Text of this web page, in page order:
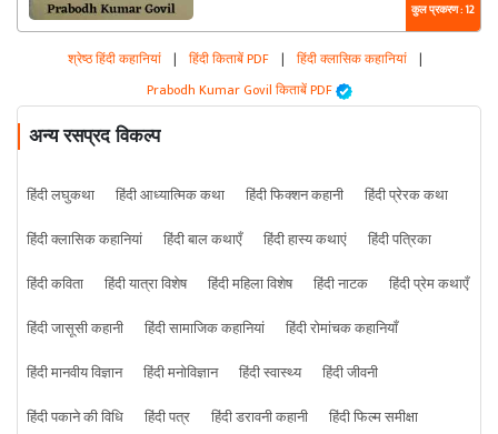
कुल प्रकरण : 12
श्रेष्ठ हिंदी कहानियां | हिंदी किताबें PDF | हिंदी क्लासिक कहानियां |
Prabodh Kumar Govil किताबें PDF
अन्य रसप्रद विकल्प
हिंदी लघुकथा हिंदी आध्यात्मिक कथा हिंदी फिक्शन कहानी
हिंदी प्रेरक कथा
हिंदी क्लासिक कहानियां
हिंदी बाल कथाएँ हिंदी हास्य कथाएं
हिंदी पत्रिका
हिंदी कविता
हिंदी यात्रा विशेष हिंदी महिला विशेष हिंदी नाटक
हिंदी प्रेम कथाएँ
हिंदी जासूसी कहानी
हिंदी सामाजिक कहानियां
हिंदी रोमांचक कहानियाँ
हिंदी मानवीय विज्ञान
हिंदी मनोविज्ञान हिंदी स्वास्थ्य
हिंदी जीवनी
हिंदी पकाने की विधि
हिंदी पत्र हिंदी डरावनी कहानी हिंदी फिल्म समीक्षा